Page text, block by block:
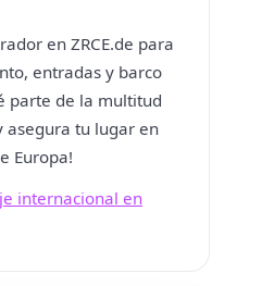
en ZRCE.de para
entradas y barco
parte de la multitud
asegura tu lugar en
Europa!
internacional en